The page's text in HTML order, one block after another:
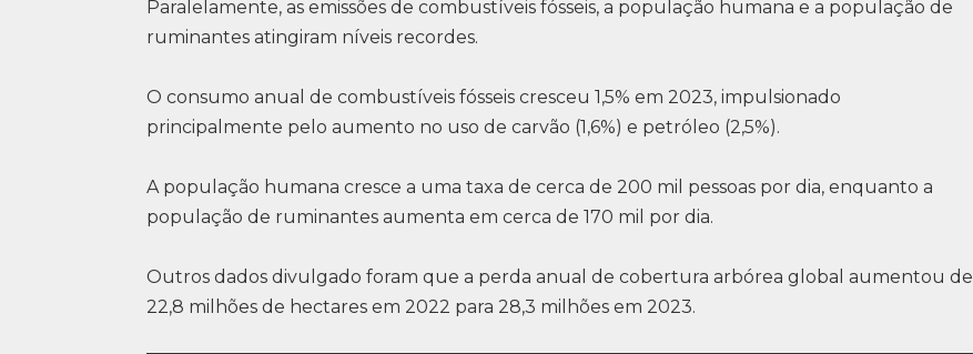
Paralelamente, as emissões de combustíveis fósseis, a população humana e a população de
ruminantes atingiram níveis recordes.
O consumo anual de combustíveis fósseis cresceu 1,5% em 2023, impulsionado
principalmente pelo aumento no uso de carvão (1,6%) e petróleo (2,5%).
A população humana cresce a uma taxa de cerca de 200 mil pessoas por dia, enquanto a
população de ruminantes aumenta em cerca de 170 mil por dia.
Outros dados divulgado foram que a perda anual de cobertura arbórea global aumentou de
22,8 milhões de hectares em 2022 para 28,3 milhões em 2023.